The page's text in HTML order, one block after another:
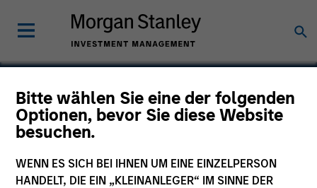
Bitte wählen Sie eine der folgenden
Optionen, bevor Sie diese Website
besuchen.
WENN ES SICH BEI IHNEN UM EINE EINZELPERSON
HANDELT, DIE EIN „KLEINANLEGER“ IM SINNE DER
Global Custom